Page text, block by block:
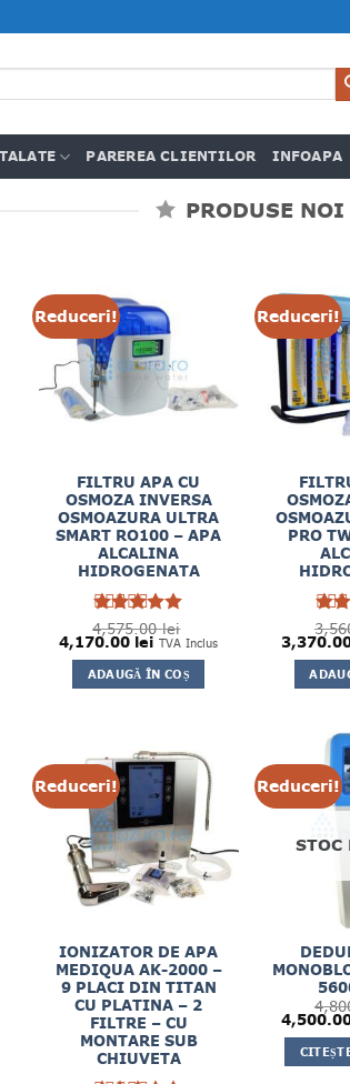
PAREREA CLIENTILOR INFOAPA
PRODUSE NOI
Reduceri!
FILTRU APA CU
OSMOZA INVERSA
OSMOAZURA ULTRA
SMART RO100 – APA
ALCALINA
HIDROGENATA
Evaluat la
5din 5
4,575.00lei
Prețul
inițial
fost:
4,575.00 lei.
4,170.00 leiPrețul
curent
este:
4,170.00 lei.
TVA Inclus
ADAUGĂ ÎN COȘ
Reduceri!
PRO
5
Prețul
inițial
fost:
Reduceri!
IONIZATOR DE APA
MEDIQUA AK-2000 –
9 PLACI DIN TITAN
CU PLATINA – 2
FILTRE – CU
MONTARE SUB
CHIUVETA
Reduceri!
STOC
Prețul
inițial
fost: